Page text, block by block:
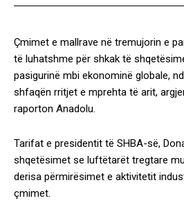
Çmimet e mallrave në tremujorin e
të luhatshme për shkak të
pasigurinë mbi ekonominë globale,
shfaqën rritjet e mprehta të arit,
raporton Anadolu.
Tarifat e presidentit të SHBA-së,
shqetësimet se luftëtarët tregtare
derisa përmirësimet e aktivitetit
çmimet.